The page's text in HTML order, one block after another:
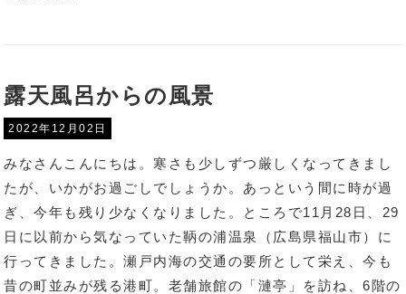
露天風呂からの風景
2022年12月02日
みなさんこんにちは。寒さも少しずつ厳しくなってきまし
たが、いかがお過ごしでしょうか。あっという間に時が過
ぎ、今年も残り少なくなりました。ところで11月28日、29
日に以前から気なっていた鞆の浦温泉（広島県福山市）に
行ってきました。瀬戸内海の交通の要所として栄え、今も
昔の町並みが残る港町。老舗旅館の「漣亭」を訪ね、6階の